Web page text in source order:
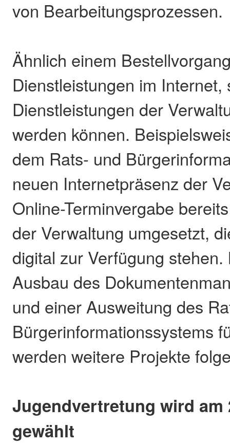
von Bearbeitungsprozessen.
Ähnlich einem
Dienstleistungen im
Dienstleistungen der
werden können.
dem Rats- und
neuen Internetpräsenz der
Online-Terminvergabe
der Verwaltung umgesetzt,
digital zur Verfügung
Ausbau des
und einer Ausweitung des
Bürgerinformationssystems
werden weitere Projekte
Jugendvertretung wird am
gewählt